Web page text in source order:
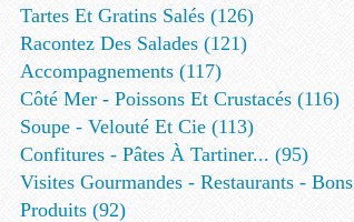
Tartes Et Gratins Salés (126)
Racontez Des Salades (121)
Accompagnements (117)
Côté Mer - Poissons Et Crustacés (116)
Soupe - Velouté Et Cie (113)
Confitures - Pâtes À Tartiner... (95)
Visites Gourmandes - Restaurants - Bons
Produits (92)